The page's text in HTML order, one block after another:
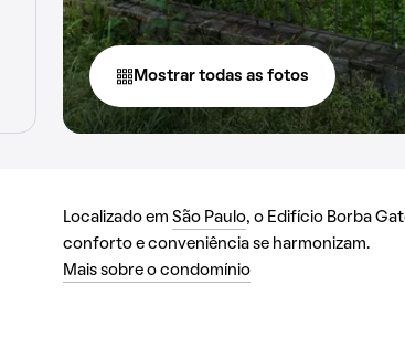
Mostrar todas as fotos
Localizado em São Paulo, o Edifício Borba
conforto e conveniência se harmonizam.
Mais sobre o condomínio